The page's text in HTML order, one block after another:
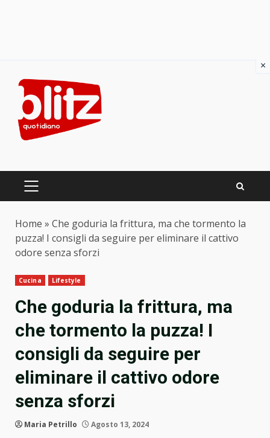
content
PRIMARY
Home » Che goduria la frittura, ma che tormento la
puzza! I consigli da seguire per eliminare il cattivo
odore senza sforzi
Cucina Lifestyle
Che goduria la frittura, ma
che tormento la puzza! I
consigli da seguire per
eliminare il cattivo odore
senza sforzi
Maria Petrillo Agosto 13, 2024
×